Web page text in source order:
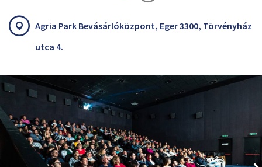
Agria Park Bevásárlóközpont, Eger 3300, Törvényház
utca 4.